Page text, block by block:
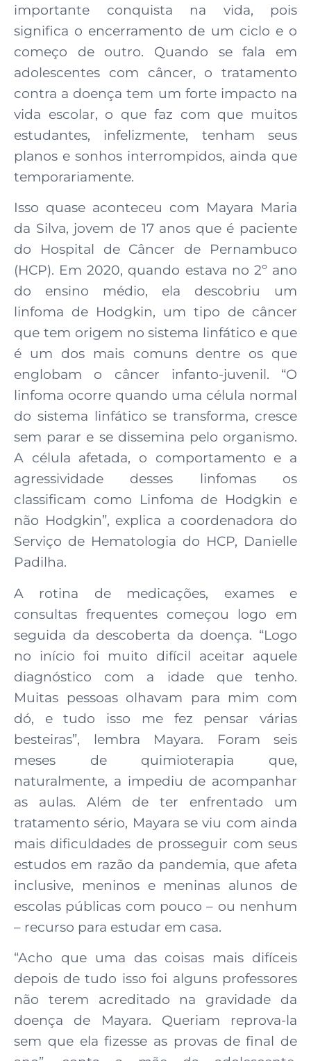
importante conquista na vida, pois
significa o encerramento de um ciclo e o
começo de outro. Quando se fala em
adolescentes com câncer, o tratamento
contra a doença tem um forte impacto na
vida escolar, o que faz com que muitos
estudantes, infelizmente, tenham seus
planos e sonhos interrompidos, ainda que
temporariamente.
Isso quase aconteceu com Mayara Maria
da Silva, jovem de 17 anos que é paciente
do Hospital de Câncer de Pernambuco
(HCP). Em 2020, quando estava no 2º ano
do ensino médio, ela descobriu um
linfoma de Hodgkin, um tipo de câncer
que tem origem no sistema linfático e que
é um dos mais comuns dentre os que
englobam o câncer infanto-juvenil. “O
linfoma ocorre quando uma célula normal
do sistema linfático se transforma, cresce
sem parar e se dissemina pelo organismo.
A célula afetada, o comportamento e a
agressividade desses linfomas os
classificam como Linfoma de Hodgkin e
não Hodgkin”, explica a coordenadora do
Serviço de Hematologia do HCP, Danielle
Padilha.
A rotina de medicações, exames e
consultas frequentes começou logo em
seguida da descoberta da doença. “Logo
no início foi muito difícil aceitar aquele
diagnóstico com a idade que tenho.
Muitas pessoas olhavam para mim com
dó, e tudo isso me fez pensar várias
besteiras”, lembra Mayara. Foram seis
meses de quimioterapia que,
naturalmente, a impediu de acompanhar
as aulas. Além de ter enfrentado um
tratamento sério, Mayara se viu com ainda
mais dificuldades de prosseguir com seus
estudos em razão da pandemia, que afeta
inclusive, meninos e meninas alunos de
escolas públicas com pouco – ou nenhum
– recurso para estudar em casa.
“Acho que uma das coisas mais difíceis
depois de tudo isso foi alguns professores
não terem acreditado na gravidade da
doença de Mayara. Queriam reprova-la
sem que ela fizesse as provas de final de